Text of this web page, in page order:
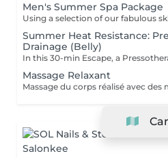
Men's Summer Spa Package
Summer Heat Resistance:
Drainage (Belly)
Massage Relaxant